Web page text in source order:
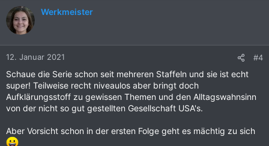
Werkmeister
12. Januar 2021 #4
Schaue die Serie schon seit mehreren Staffeln und sie ist echt
super! Teilweise recht niveaulos aber bringt doch
Aufklärungsstoff zu gewissen Themen und den Alltagswahnsinn
von der nicht so gut gestellten Gesellschaft USA's.
Aber Vorsicht schon in der ersten Folge geht es mächtig zu sich